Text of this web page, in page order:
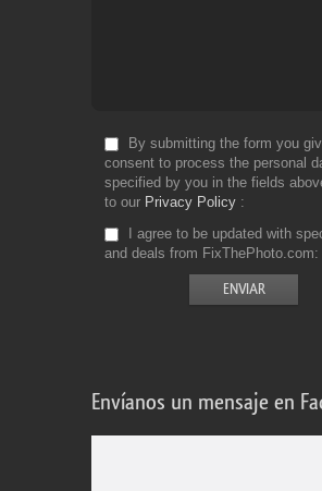
By submitting the form you
consent to process the personal
specified by you in the fields
to our Privacy Policy
I agree to be updated with
and deals from FixThePhoto.com
Envíanos un mensaje en